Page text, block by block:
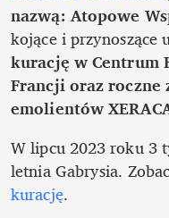
nazwą: Atopowe
kojące i przynoszące
kurację w Centrum
Francji oraz roczne
emolientów
W lipcu 2023 roku 3
letnia Gabrysia.
kurację.